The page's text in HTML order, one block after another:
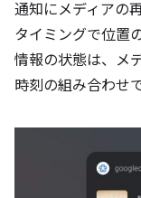
通知にメディアの
タイミングで位置
情報の状態は、メ
時刻の組み合わせで